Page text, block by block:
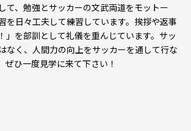
て、勉強とサッカーの文武両道をモットー
を日々工夫して練習しています。挨拶や返事
」を部訓として礼儀を重んじています。サッ
なく、人間力の向上をサッカーを通して行な
ぜひ一度見学に来て下さい！